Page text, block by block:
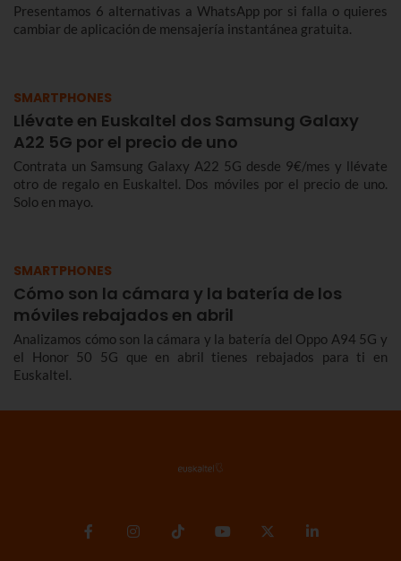
Presentamos 6 alternativas a WhatsApp por si falla o quieres
cambiar de aplicación de mensajería instantánea gratuita.
SMARTPHONES
Llévate en Euskaltel dos Samsung Galaxy
A22 5G por el precio de uno
Contrata un Samsung Galaxy A22 5G desde 9€/mes y llévate
otro de regalo en Euskaltel. Dos móviles por el precio de uno.
Solo en mayo.
SMARTPHONES
Cómo son la cámara y la batería de los
móviles rebajados en abril
Analizamos cómo son la cámara y la batería del Oppo A94 5G y
el Honor 50 5G que en abril tienes rebajados para ti en
Euskaltel.